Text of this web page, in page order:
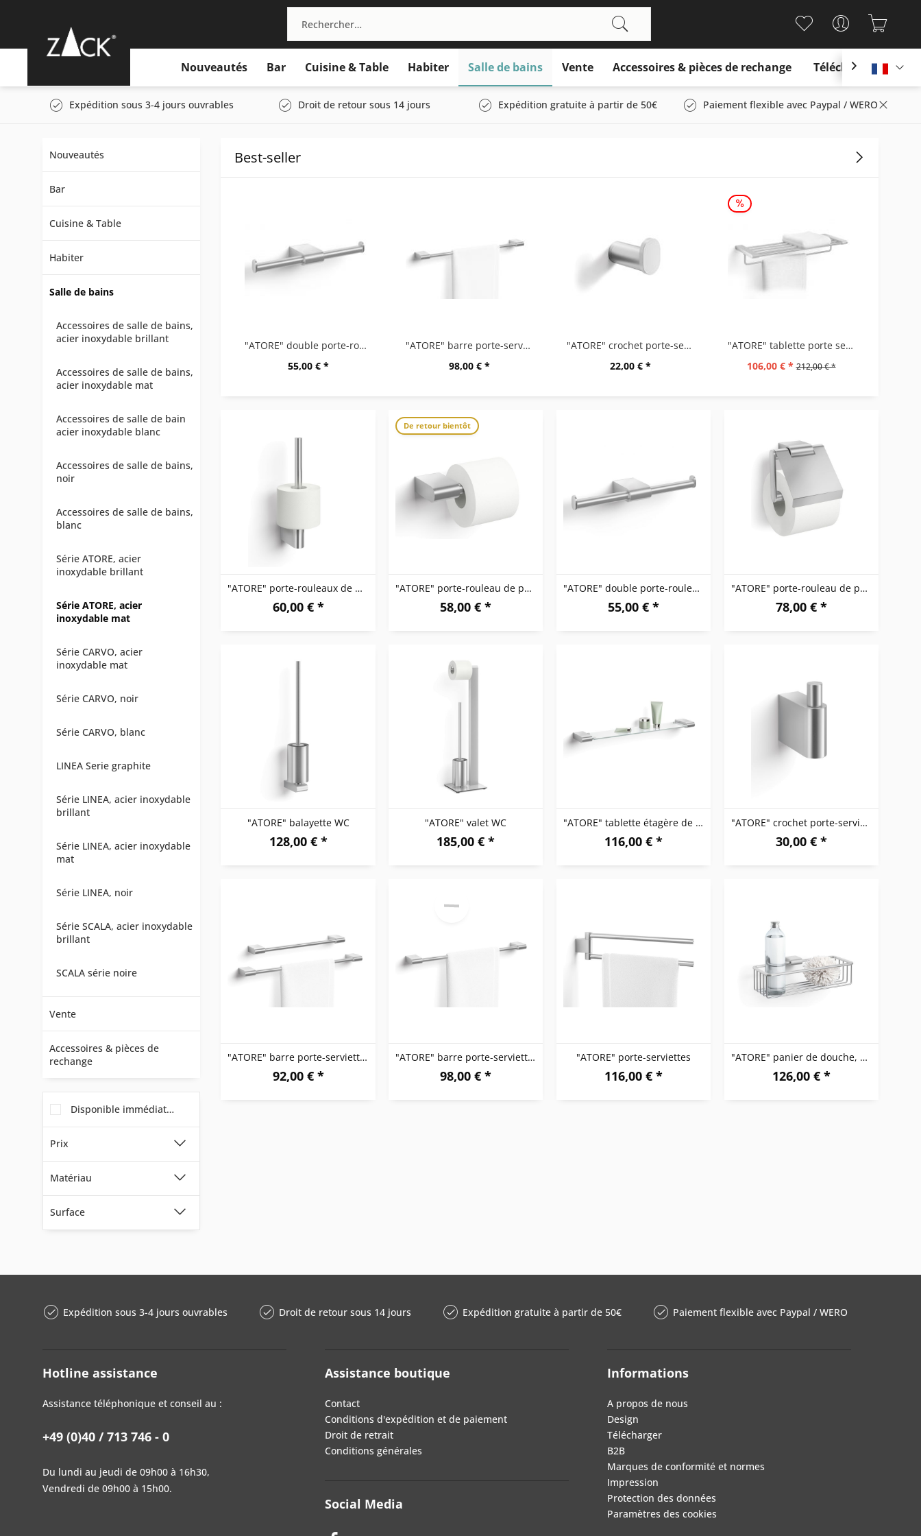
Nouveautés Bar Cuisine & Table Habiter Salle de bains Vente Accessoires & pièces de rechange Télécharger

Expédition sous 3-4 jours ouvrables Droit de retour sous 14 jours Expédition gratuite à partir de 50€ Paiement flexible avec Paypal / WERO
Nouveautés
Bar
Cuisine & Table
Habiter
Salle de bains
Accessoires de salle de bains,
acier inoxydable brillant
Accessoires de salle de bains,
acier inoxydable mat
Accessoires de salle de bain
acier inoxydable blanc
Accessoires de salle de bains,
noir
Accessoires de salle de bains,
blanc
Série ATORE, acier
inoxydable brillant
Série ATORE, acier
inoxydable mat
Série CARVO, acier
inoxydable mat
Série CARVO, noir
Série CARVO, blanc
LINEA Serie graphite
Série LINEA, acier inoxydable
brillant
Série LINEA, acier inoxydable
mat
Série LINEA, noir
Série SCALA, acier inoxydable
brillant
SCALA série noire
Vente
Accessoires & pièces de
rechange
Disponible immédiatement
Prix
Matériau
Acier inoxydable 18/10
Surface
Best-seller
"ATORE" double porte-rouleaux de papier toilette
55,00 € *
"ATORE" barre porte-serviette, 65 cm
98,00 € *
"ATORE" crochet porte-serviette
22,00 € *
"ATORE" tablette porte serviettes
106,00 € * 212,00 € *
"ATORE" porte-rouleaux de papier toilette de...
60,00 € *
De retour bientôt
"ATORE" porte-rouleau de papier toilette
58,00 € *
"ATORE" double porte-rouleaux de papier toilette
55,00 € *
"ATORE" porte-rouleau de papier toilette avec...
78,00 € *
"ATORE" balayette WC
128,00 € *
"ATORE" valet WC
185,00 € *
"ATORE" tablette étagère de salle de bains
116,00 € *
"ATORE" crochet porte-serviette
30,00 € *
"ATORE" barre porte-serviette, 50 cm
92,00 € *
"ATORE" barre porte-serviette, 65 cm
98,00 € *
"ATORE" porte-serviettes
116,00 € *
"ATORE" panier de douche, petit
126,00 € *
Expédition sous 3-4 jours ouvrables Droit de retour sous 14 jours Expédition gratuite à partir de 50€ Paiement flexible avec Paypal / WERO
Hotline assistance
Assistance téléphonique et conseil au :
+49 (0)40 / 713 746 - 0
Du lundi au jeudi de 09h00 à 16h30,
Vendredi de 09h00 à 15h00.
Assistance boutique
Contact
Conditions d'expédition et de paiement
Droit de retrait
Conditions générales
Social Media
Informations
A propos de nous
Design
Télécharger
B2B
Marques de conformité et normes
Impression
Protection des données
Paramètres des cookies